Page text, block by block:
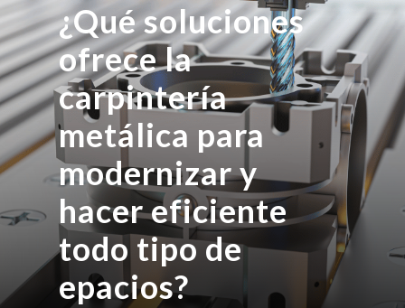
¿Qué soluciones
ofrece la
carpintería
metálica para
modernizar y
hacer eficiente
todo tipo de
epacios?